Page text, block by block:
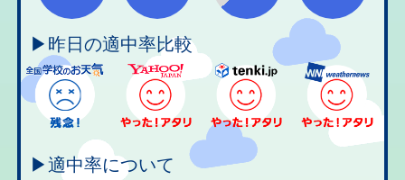
▶昨日の適中率比較
▶適中率について